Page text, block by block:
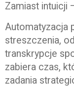
Zamiast intuicji
Automatyzacja
streszczenia,
transkrypcje
zabiera czas,
zadania